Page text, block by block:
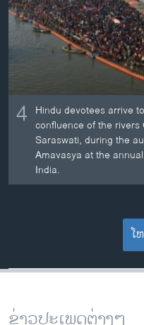
4 Hindu devotees arrive
confluence of the
Saraswati, during the
Amavasya at the
India.
ໂ